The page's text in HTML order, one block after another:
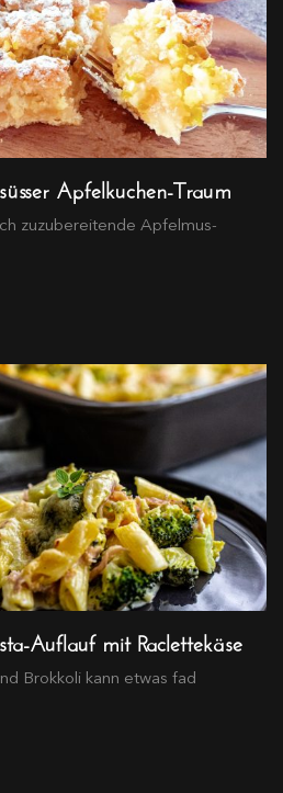
Apfelkuchen-Traum
zuzubereitende Apfelmus-
Auflauf mit Raclettekäse
Brokkoli kann etwas fad